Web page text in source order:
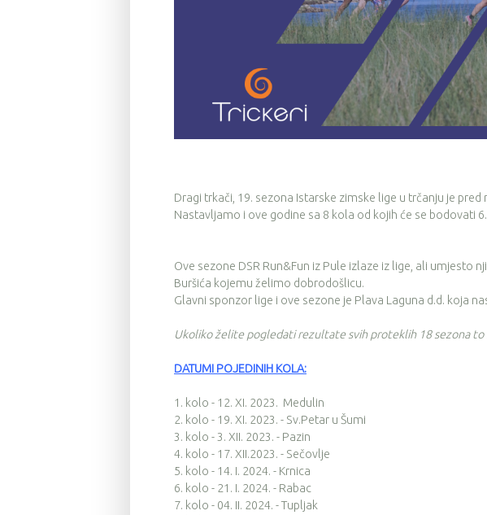
Dragi trkači, 19. sezona Istarske zimske lige u trčanju je pred
Nastavljamo i ove godine sa 8 kola od kojih će se bodovati 6.
Ove sezone DSR Run&Fun iz Pule izlaze iz lige, ali umjesto
Buršića kojemu želimo dobrodošlicu.
Glavni sponzor lige i ove sezone je Plava Laguna d.d. koja
Ukoliko želite pogledati rezultate svih proteklih 18 sezona
DATUMI POJEDINIH KOLA:
1. kolo - 12. XI. 2023. Medulin
2. kolo - 19. XI. 2023. - Sv.Petar u Šumi
3. kolo - 3. XII. 2023. - Pazin
4. kolo - 17. XII.2023. - Sečovlje
5. kolo - 14. I. 2024. - Krnica
6. kolo - 21. I. 2024. - Rabac
7. kolo - 04. II. 2024. - Tupljak